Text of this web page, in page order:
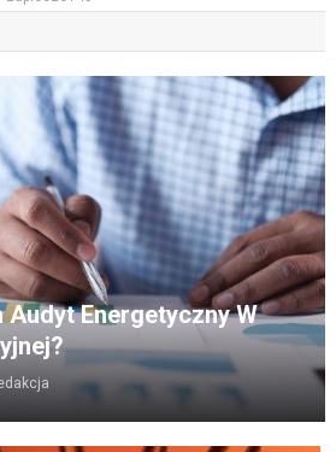
Audyt Energetyczny W